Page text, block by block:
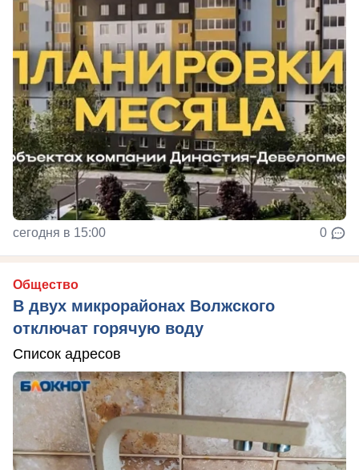
сегодня в 15:00 0
Общество
В двух микрорайонах Волжского
отключат горячую воду
Список адресов